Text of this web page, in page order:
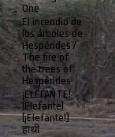
One
El incendio de
los árboles de
Hespérides /
The fire of
the trees of
Hespérides
¡ELEFANTE!
(Elefante)
[¡Elefante!]
हाथी